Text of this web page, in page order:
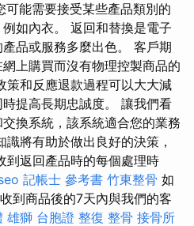
可能需要接受某些產品類別的
如內衣。 返回和替換是電子
品或服務多麼出色。 客戶期
上購買而沒有物理控製商品的
策和反應退款過程可以大大減
提高長期忠誠度。 讓我們看
換系統，該系統適合您的業務
將有助於做出良好的決策，
到返回產品時的每個處理時
記帳士 參考書 竹東整骨 如
到商品後的7天內與我們的客
雄獅 台胞證 整復 整骨 接骨所